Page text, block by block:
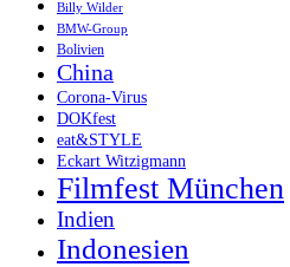
Billy Wilder
BMW-Group
Bolivien
China
Corona-Virus
DOKfest
eat&STYLE
Eckart Witzigmann
Filmfest München
Indien
Indonesien